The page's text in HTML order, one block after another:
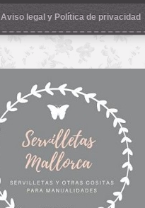
Aviso legal y Política de privacidad